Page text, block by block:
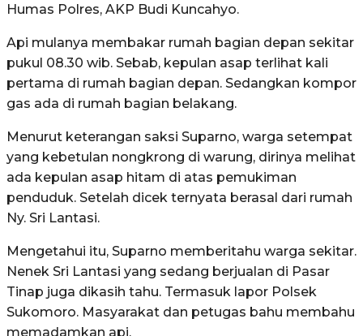
Humas Polres, AKP Budi Kuncahyo.
Api mulanya membakar rumah bagian depan sekitar
pukul 08.30 wib. Sebab, kepulan asap terlihat kali
pertama di rumah bagian depan. Sedangkan kompor
gas ada di rumah bagian belakang.
Menurut keterangan saksi Suparno, warga setempat
yang kebetulan nongkrong di warung, dirinya melihat
ada kepulan asap hitam di atas pemukiman
penduduk. Setelah dicek ternyata berasal dari rumah
Ny. Sri Lantasi.
Mengetahui itu, Suparno memberitahu warga sekitar.
Nenek Sri Lantasi yang sedang berjualan di Pasar
Tinap juga dikasih tahu. Termasuk lapor Polsek
Sukomoro. Masyarakat dan petugas bahu membahu
memadamkan api.